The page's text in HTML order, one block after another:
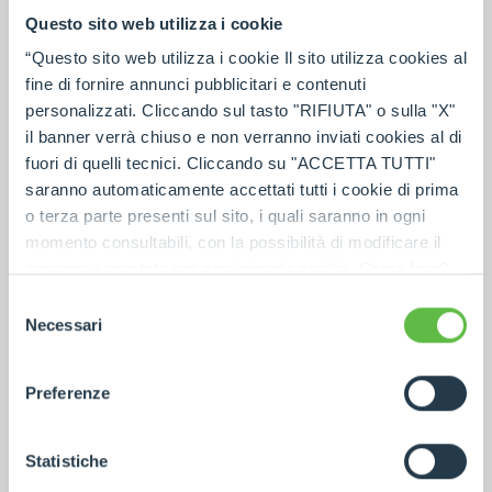
Questo sito web utilizza i cookie
“Questo sito web utilizza i cookie Il sito utilizza cookies al
fine di fornire annunci pubblicitari e contenuti
personalizzati. Cliccando sul tasto "RIFIUTA" o sulla "X"
il banner verrà chiuso e non verranno inviati cookies al di
fuori di quelli tecnici. Cliccando su "ACCETTA TUTTI"
saranno automaticamente accettati tutti i cookie di prima
o terza parte presenti sul sito, i quali saranno in ogni
momento consultabili, con la possibilità di modificare il
ogni pagina, selezionare "Modifichi il suo consenso" e
dell'informativa completa nel footer presente in ogni
pagina. Per esercitare i diritti riconosciuti all'interessato ai
GDPR abbiamo predisposto una
apposita procedura.
delNecessari
Preferenze
Statistiche
MAPPA EMAIL
SPAGNA
Merlo ibérica S.A.
(Barcelona) - Spain
+34-93-6630460
+34-93-6632073
AUSTRALIA (PERTH)
27 Colin Jamieson Drive - 6106 Welshpool - Australia
+ 61 8 9358 3110
MAPPA